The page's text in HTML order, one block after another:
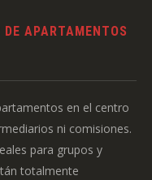
APARTAMENTOS
en el centro
ni comisiones.
para grupos y
totalmente